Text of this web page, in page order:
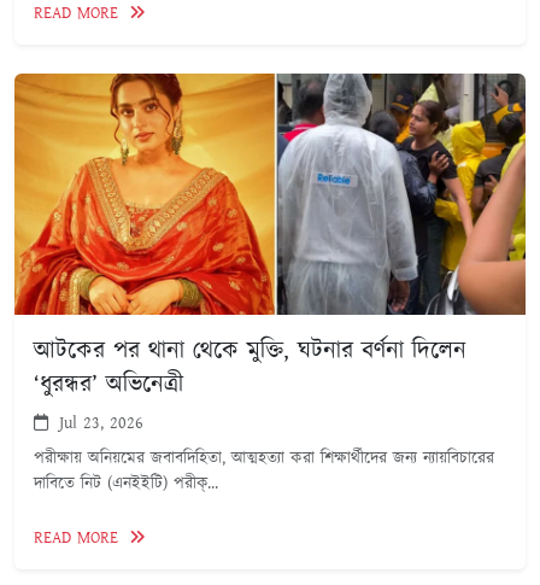
READ MORE
আটকের পর থানা থেকে মুক্তি, ঘটনার বর্ণনা দিলেন
‘ধুরন্ধর’ অভিনেত্রী
Jul 23, 2026
পরীক্ষায় অনিয়মের জবাবদিহিতা, আত্মহত্যা করা শিক্ষার্থীদের জন্য ন্যায়বিচারের
দাবিতে নিট (এনইইটি) পরীক্...
READ MORE